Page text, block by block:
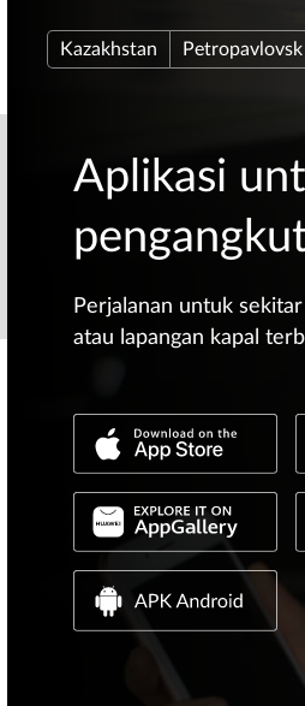
Kazakhstan Petropavlovsk
Aplikasi
Perjalanan untuk
atau lapangan kapal